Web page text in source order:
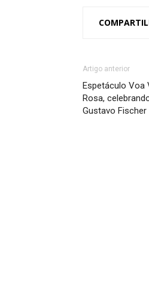
Artigo anterior
Espetáculo Voa
Rosa,
Gustavo Fischer